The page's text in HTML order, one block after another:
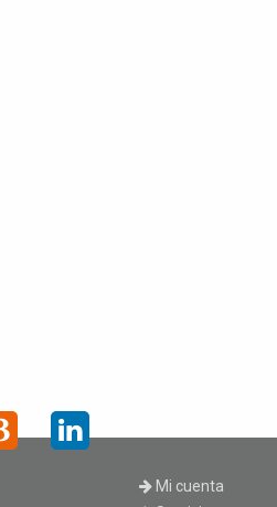
Mi cuenta